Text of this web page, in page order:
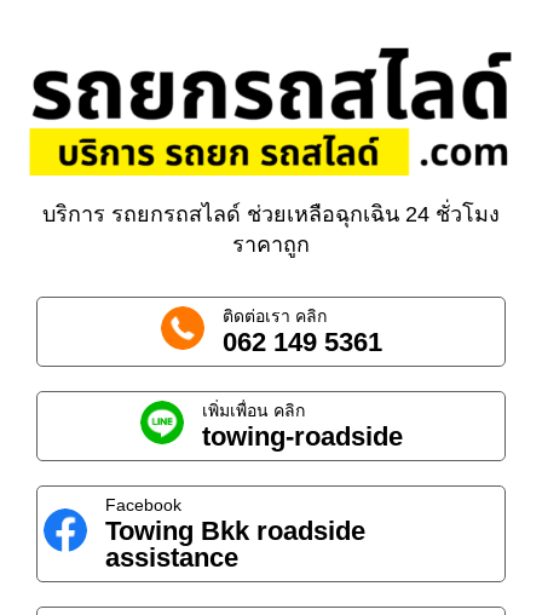
บริการ รถยกรถสไลด์ ช่วยเหลือฉุกเฉิน 24 ชั่วโมง
ราคาถูก
ติดต่อเรา คลิก
062 149 5361
เพิ่มเพื่อน คลิก
towing-roadside
Facebook
Towing Bkk roadside
assistance